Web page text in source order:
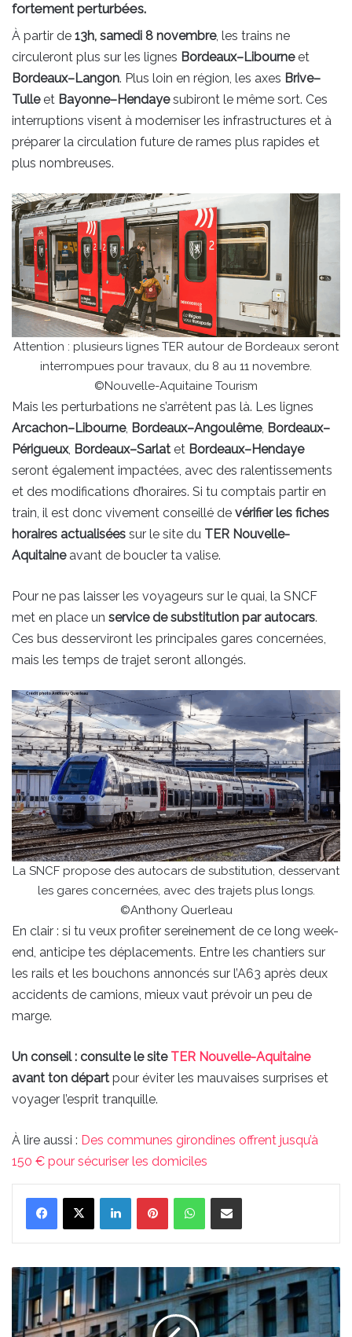
fortement perturbées.
À partir de 13h, samedi 8 novembre, les trains ne
circuleront plus sur les lignes Bordeaux–Libourneet
Bordeaux–Langon. Plus loin en région, les axes Brive–
Tulleet Bayonne–Hendayesubiront le même sort. Ces
interruptions visent à moderniser les infrastructures et à
préparer la circulation future de rames plus rapides et
plus nombreuses.
Attention : plusieurs lignes TER autour de Bordeaux seront
interrompues pour travaux, du 8 au 11 novembre.
©Nouvelle-Aquitaine Tourism
Mais les perturbations ne s’arrêtent pas là. Les lignes
Arcachon–Libourne, Bordeaux–Angoulême, Bordeaux–
Périgueux, Bordeaux–Sarlat et Bordeaux–Hendaye
seront également impactées, avec des ralentissements
et des modifications d’horaires. Si tu comptais partir en
train, il est donc vivement conseillé de vérifier les fiches
horaires actualisées sur le site du TER Nouvelle-
Aquitaineavant de boucler ta valise.
Pour ne pas laisser les voyageurs sur le quai, la SNCF
met en place un service de substitution par autocars.
Ces bus desserviront les principales gares concernées,
mais les temps de trajet seront allongés.
La SNCF propose des autocars de substitution, desservant
les gares concernées, avec des trajets plus longs.
©Anthony Querleau
En clair : si tu veux profiter sereinement de ce long week-
end, anticipe tes déplacements. Entre les chantiers sur
les rails et les bouchons annoncés sur l’A63 après deux
accidents de camions, mieux vaut prévoir un peu de
marge.
Un conseil : consulte le site TER Nouvelle-Aquitaine
avant ton départ pour éviter les mauvaises surprises et
voyager l’esprit tranquille.
À lire aussi : Des communes girondines offrent jusqu’à
150 € pour sécuriser les domiciles
LinkedinPinterestWhatsAppPartager par email
Cet
hôtel
de
Bordeaux